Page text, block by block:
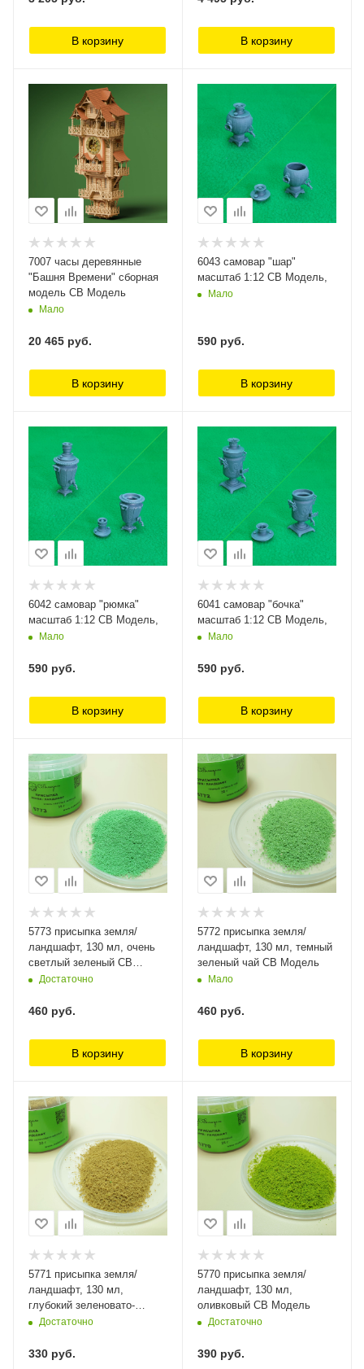
В корзину В корзину
7007 часы деревянные
"Башня Времени" сборная
модель СВ Модель
Мало
20 465 руб.
В корзину
6043 самовар "шар"
масштаб 1:12 СВ Модель,
Мало
590 руб.
В корзину
6042 самовар "рюмка"
масштаб 1:12 СВ Модель,
Мало
590 руб.
В корзину
6041 самовар "бочка"
масштаб 1:12 СВ Модель,
Мало
590 руб.
В корзину
5773 присыпка земля/
ландшафт, 130 мл, очень
светлый зеленый СВ
Модель
Достаточно
460 руб.
В корзину
5772 присыпка земля/
ландшафт, 130 мл, темный
зеленый чай СВ Модель
Мало
460 руб.
В корзину
5771 присыпка земля/
ландшафт, 130 мл,
глубокий зеленовато-
желтый СВ Модель
Достаточно
330 руб.
5770 присыпка земля/
ландшафт, 130 мл,
оливковый СВ Модель
Достаточно
390 руб.